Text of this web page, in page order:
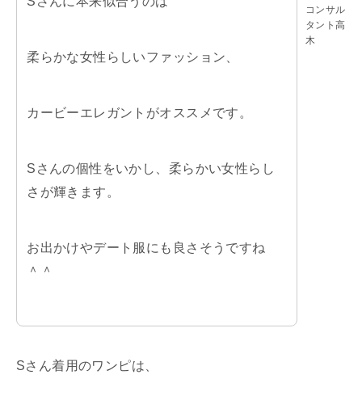
コンサル
タント高
木
柔らかな女性らしいファッション、
カービーエレガントがオススメです。
Sさんの個性をいかし、柔らかい女性らし
さが輝きます。
お出かけやデート服にも良さそうですね
＾＾
Sさん着用のワンピは、